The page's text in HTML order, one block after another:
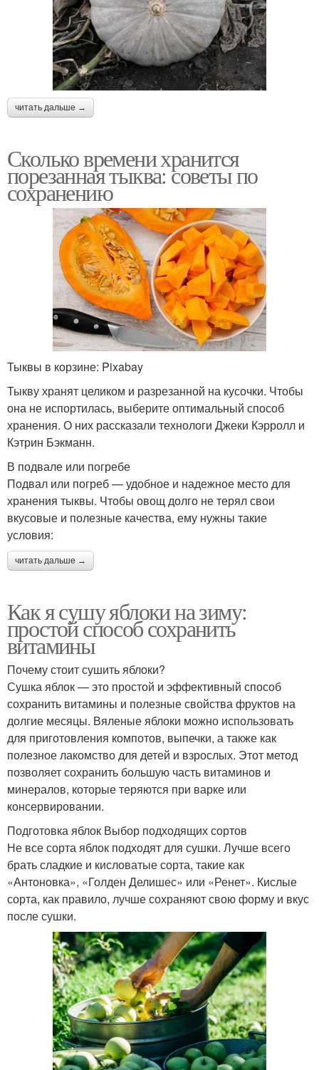
читать дальше →
Сколько времени хранится
порезанная тыква: советы по
сохранению
Тыквы в корзине: Pixabay
Тыкву хранят целиком и разрезанной на кусочки. Чтобы
она не испортилась, выберите оптимальный способ
хранения. О них рассказали технологи Джеки Кэрролл и
Кэтрин Бэкманн.
В подвале или погребе
Подвал или погреб — удобное и надежное место для
хранения тыквы. Чтобы овощ долго не терял свои
вкусовые и полезные качества, ему нужны такие
условия:
читать дальше →
Как я сушу яблоки на зиму:
простой способ сохранить
витамины
Почему стоит сушить яблоки?
Сушка яблок — это простой и эффективный способ
сохранить витамины и полезные свойства фруктов на
долгие месяцы. Вяленые яблоки можно использовать
для приготовления компотов, выпечки, а также как
полезное лакомство для детей и взрослых. Этот метод
позволяет сохранить большую часть витаминов и
минералов, которые теряются при варке или
консервировании.
Подготовка яблок Выбор подходящих сортов
Не все сорта яблок подходят для сушки. Лучше всего
брать сладкие и кисловатые сорта, такие как
«Антоновка», «Голден Делишес» или «Ренет». Кислые
сорта, как правило, лучше сохраняют свою форму и вкус
после сушки.